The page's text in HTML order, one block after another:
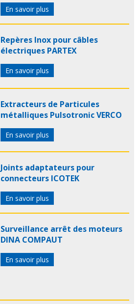
En savoir plus
Repères Inox pour câbles
électriques PARTEX
En savoir plus
Extracteurs de Particules
métalliques Pulsotronic VERCO
En savoir plus
Joints adaptateurs pour
connecteurs ICOTEK
En savoir plus
Surveillance arrêt des moteurs
DINA COMPAUT
En savoir plus